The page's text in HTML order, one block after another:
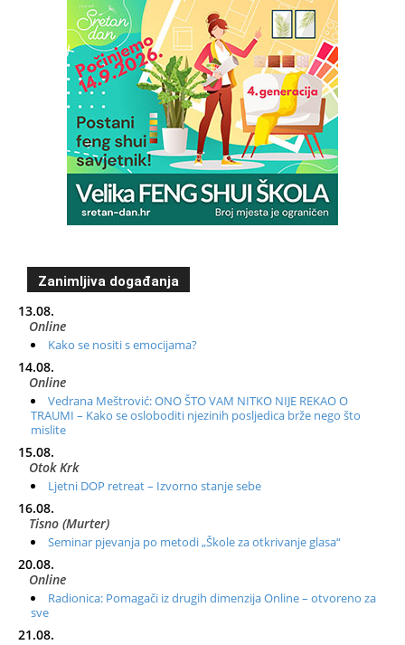
Zanimljiva događanja
13.08.
Online
Kako se nositi s emocijama?
14.08.
Online
Vedrana Meštrović: ONO ŠTO VAM NITKO NIJE REKAO O
TRAUMI – Kako se osloboditi njezinih posljedica brže nego što
mislite
15.08.
Otok Krk
Ljetni DOP retreat – Izvorno stanje sebe
16.08.
Tisno (Murter)
Seminar pjevanja po metodi „Škole za otkrivanje glasa“
20.08.
Online
Radionica: Pomagači iz drugih dimenzija Online – otvoreno za
sve
21.08.